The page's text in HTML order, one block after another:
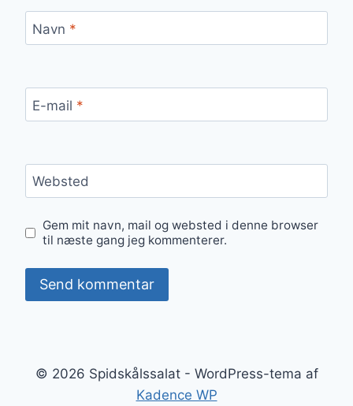
Navn *
E-mail *
Websted
Gem mit navn, mail og websted i denne browser
til næste gang jeg kommenterer.
© 2026 Spidskålssalat - WordPress-tema af
Kadence WP